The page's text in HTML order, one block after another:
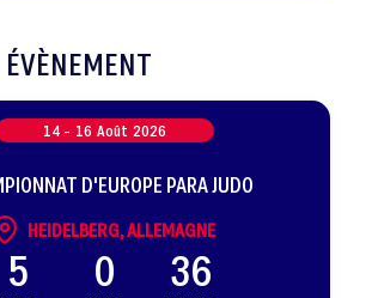
14 - 16 Août 2026
D'EUROPE PARA JUDO
HEIDELBERG, ALLEMAGNE
5 0 36